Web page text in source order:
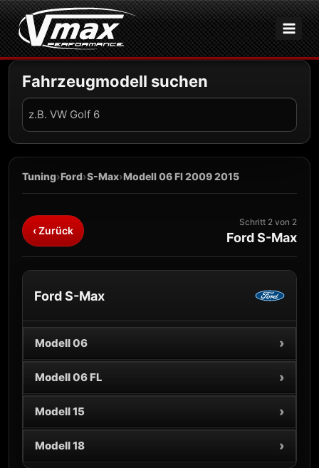
Zum
Inhalt
springen
Fahrzeugmodell suchen
Fahrzeug
suchen
Tuning›Ford›S-Max›Modell 06 Fl 2009 2015
‹ Zurück
Schritt 2 von 2
Ford S-Max
Ford S-Max
Modell 06 ›
Modell 06 FL ›
Modell 15 ›
Modell 18 ›